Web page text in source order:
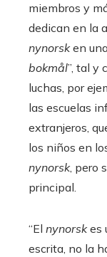
miembros y
dedican en la
nynorsken
bokmål”, tal y
luchas, por
las escuelas
extranjeros,
los niños en
nynorsk, pero
principal.
“El nynorskes
escrita, no la